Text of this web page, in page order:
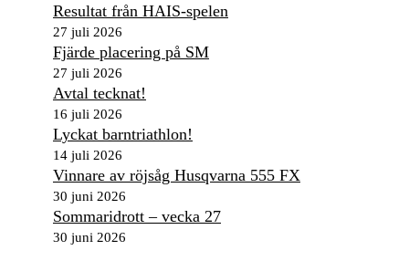
Resultat från HAIS-spelen
27 juli 2026
Fjärde placering på SM
27 juli 2026
Avtal tecknat!
16 juli 2026
Lyckat barntriathlon!
14 juli 2026
Vinnare av röjsåg Husqvarna 555 FX
30 juni 2026
Sommaridrott – vecka 27
30 juni 2026